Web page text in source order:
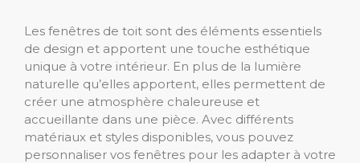
Les fenêtres de toit sont des éléments essentiels
de design et apportent une touche esthétique
unique à votre intérieur. En plus de la lumière
naturelle qu’elles apportent, elles permettent de
créer une atmosphère chaleureuse et
accueillante dans une pièce. Avec différents
matériaux et styles disponibles, vous pouvez
personnaliser vos fenêtres pour les adapter à votre